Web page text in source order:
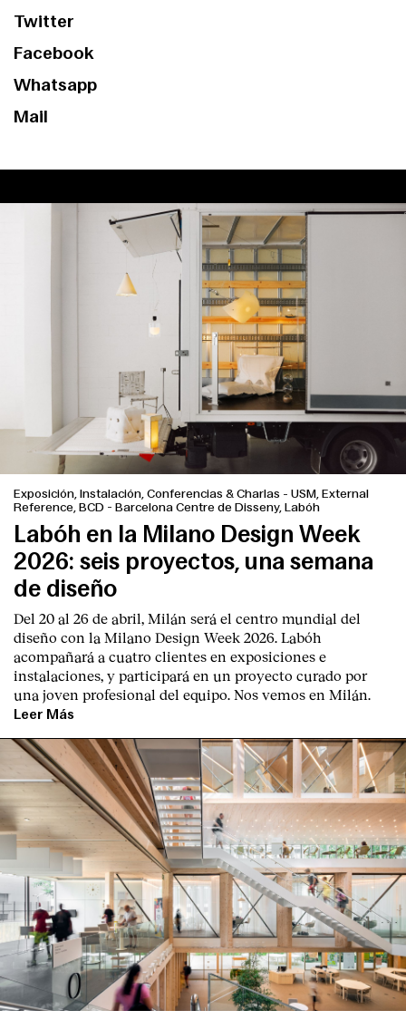
Twitter
Facebook
Whatsapp
Mail
Exposición, Instalación, Conferencias & Charlas - USM, External
Reference, BCD - Barcelona Centre de Disseny, Labóh
Labóh en la Milano Design Week
2026: seis proyectos, una semana
de diseño
Del 20 al 26 de abril, Milán será el centro mundial del
diseño con la Milano Design Week 2026. Labóh
acompañará a cuatro clientes en exposiciones e
instalaciones, y participará en un proyecto curado por
una joven profesional del equipo. Nos vemos en Milán.
Leer Más